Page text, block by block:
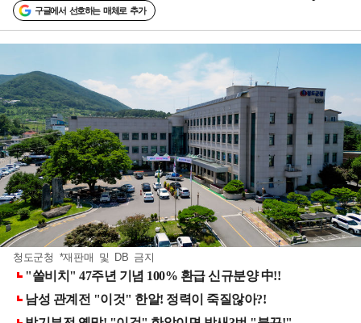
구글에서 선호하는 매체로 추가
청도군청 *재판매 및 DB 금지